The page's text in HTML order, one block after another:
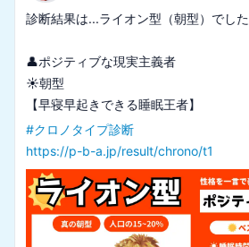
診断結果は...ライオン型（朝型）でした
👤ポジティブな現実主義者
☀️朝型
#クロノタイプ診断
https://p-b-a.jp/result/chrono/t1